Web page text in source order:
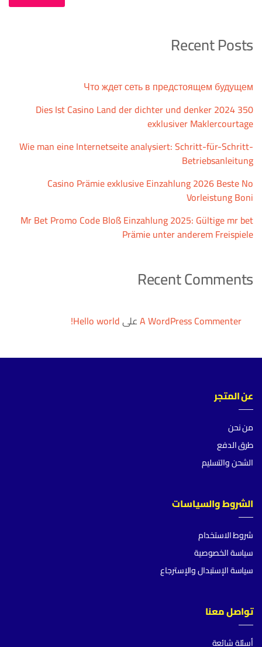
Recent Posts
Что ждет сеть в предстоящем будущем
Dies Ist Casino Land der dichter und denker 2024 350
exklusiver Maklercourtage
Wie man eine Internetseite analysiert: Schritt-für-Schritt-
Betriebsanleitung
Casino Prämie exklusive Einzahlung 2026 Beste No
Vorleistung Boni
Mr Bet Promo Code Bloß Einzahlung 2025: Gültige mr bet
Prämie unter anderem Freispiele
Recent Comments
A WordPress CommenterعلىHello world!
عن المتجر
من نحن
طرق الدفع
الشحن والتسليم
الشروط والسياسات
شروط الاستخدام
سياسة الخصوصية
سياسة الإستبدال والإسترجاع
تواصل معنا
أسئلة شائعة